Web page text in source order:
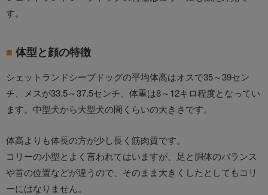
す。
体型と顔の特徴
シェットランドシープドッグの平均体高はオスで35～39セン
チ、メスが33.5～37.5センチ、体重は8～12キロ程度となってい
ます。中型犬から大型犬の間くらいの大きさです。
体高よりも体長の方が少し長く筋肉質です。
コリーの小型とよく言われてはいますが、足と胴体のバランス
や首の位置などが違うので、そのまま大きくしたとしてもコリ
ーにはなりません。